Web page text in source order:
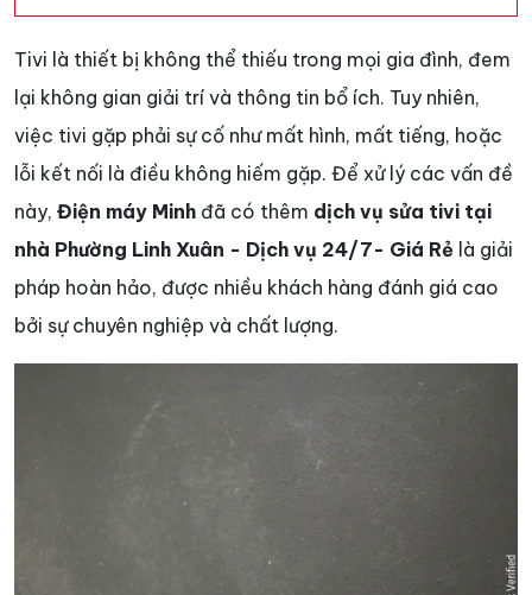
Tivi là thiết bị không thể thiếu trong mọi gia đình, đem
lại không gian giải trí và thông tin bổ ích. Tuy nhiên,
việc tivi gặp phải sự cố như mất hình, mất tiếng, hoặc
lỗi kết nối là điều không hiếm gặp. Để xử lý các vấn đề
này, Điện máy Minh đã có thêm dịch vụ sửa tivi tại
nhà Phường Linh Xuân - Dịch vụ 24/7- Giá Rẻ là giải
pháp hoàn hảo, được nhiều khách hàng đánh giá cao
bởi sự chuyên nghiệp và chất lượng.